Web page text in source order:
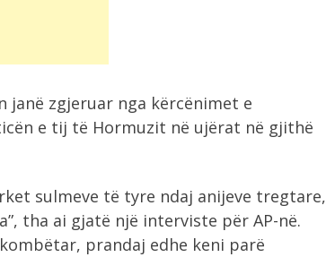
janë zgjeruar nga kërcënimet e
e tij të Hormuzit në ujërat në gjithë
sulmeve të tyre ndaj anijeve tregtare,
tha ai gjatë një interviste për AP-në.
prandaj edhe keni parë